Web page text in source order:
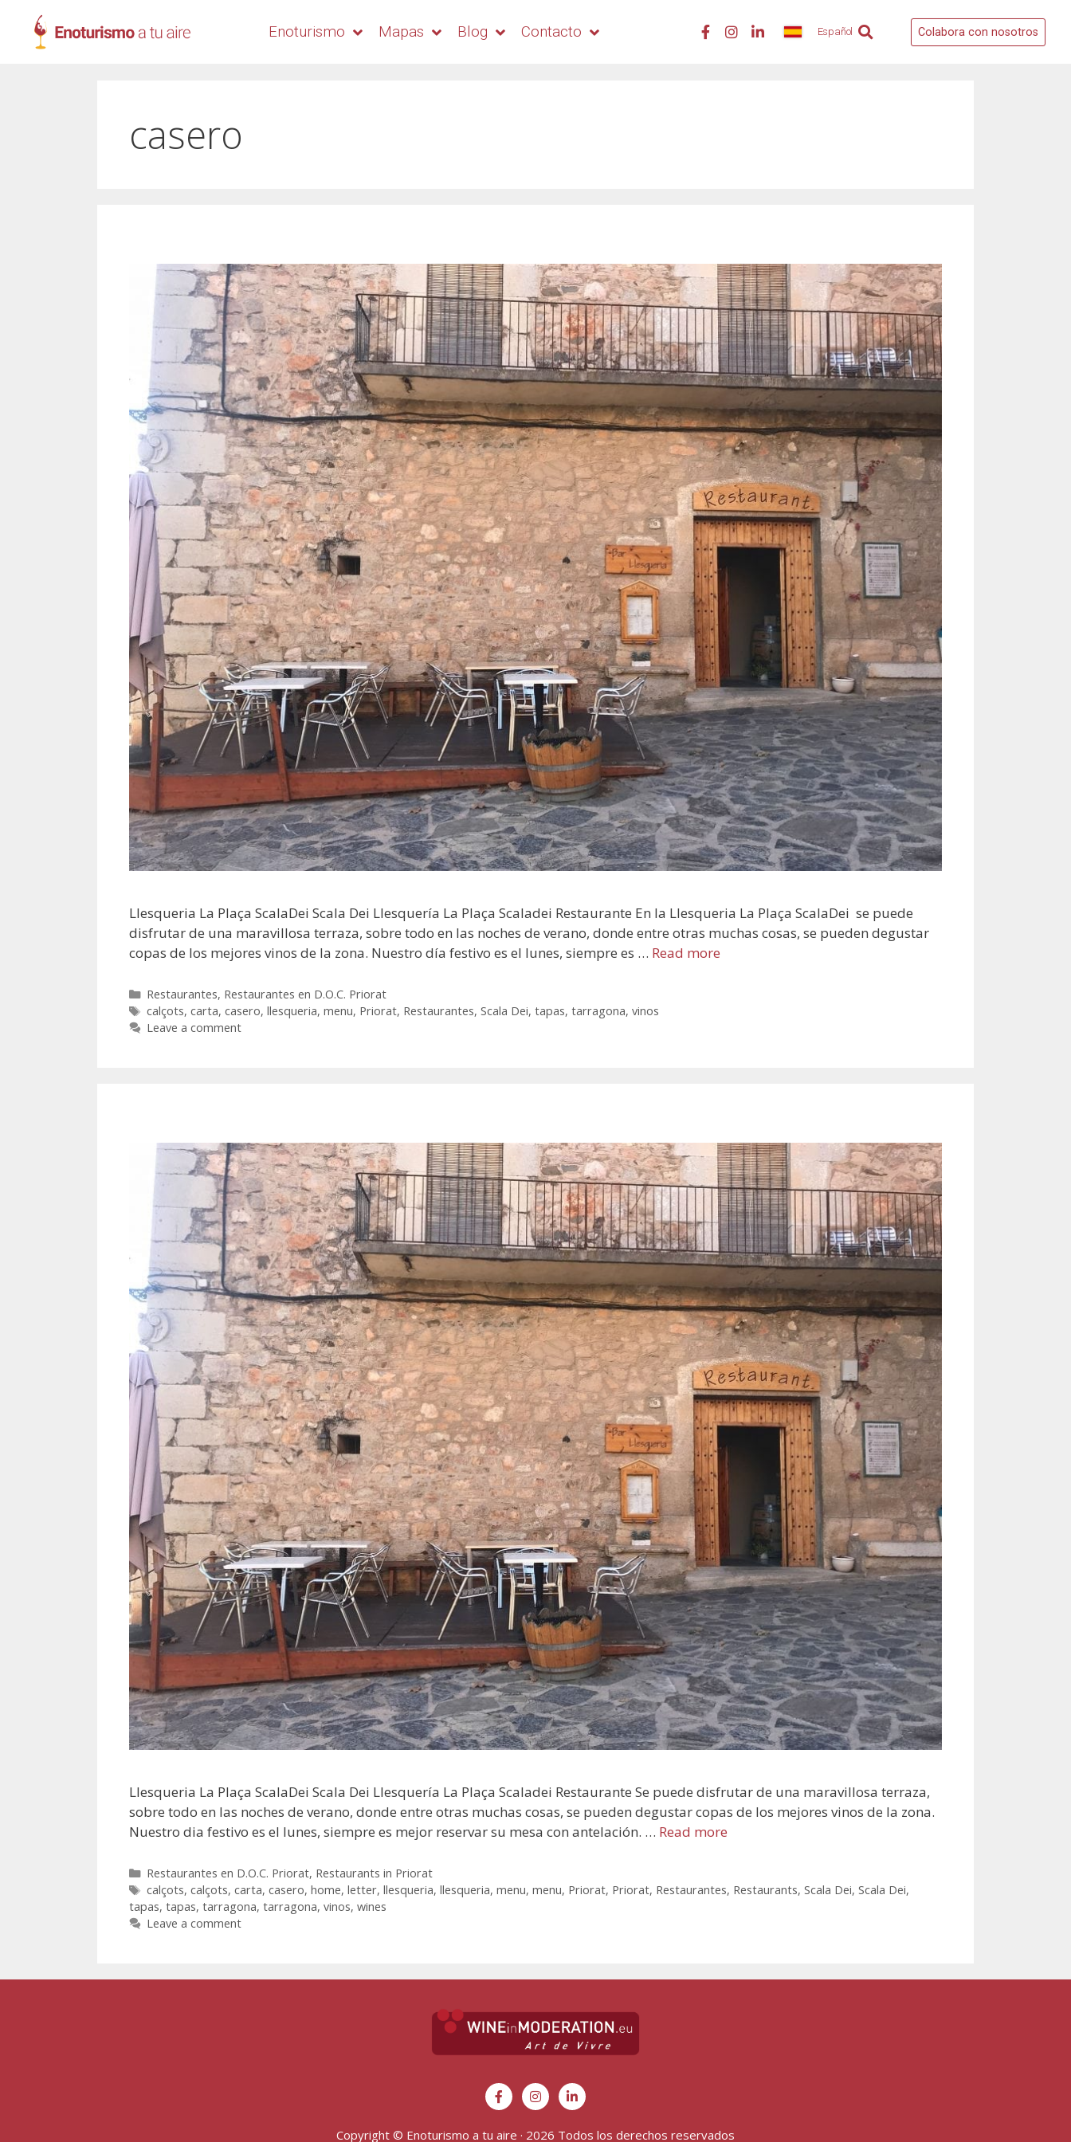
Enoturismo Mapas Blog Contacto Español Colabora con nosotros
casero
Llesqueria La Plaça ScalaDei Scala Dei Llesquería La Plaça Scaladei Restaurante En la Llesqueria La Plaça ScalaDei se puede
disfrutar de una maravillosa terraza, sobre todo en las noches de verano, donde entre otras muchas cosas, se pueden degustar
copas de los mejores vinos de la zona. Nuestro día festivo es el lunes, siempre es … Read more
Restaurantes, Restaurantes en D.O.C. Priorat
calçots, carta, casero, llesqueria, menu, Priorat, Restaurantes, Scala Dei, tapas, tarragona, vinos
Leave a comment
Llesqueria La Plaça ScalaDei Scala Dei Llesquería La Plaça Scaladei Restaurante Se puede disfrutar de una maravillosa terraza,
sobre todo en las noches de verano, donde entre otras muchas cosas, se pueden degustar copas de los mejores vinos de la zona.
Nuestro dia festivo es el lunes, siempre es mejor reservar su mesa con antelación. … Read more
Restaurantes en D.O.C. Priorat, Restaurants in Priorat
calçots, calçots, carta, casero, home, letter, llesqueria, llesqueria, menu, menu, Priorat, Priorat, Restaurantes, Restaurants, Scala Dei, Scala Dei,
tapas, tapas, tarragona, tarragona, vinos, wines
Leave a comment
Copyright © Enoturismo a tu aire · 2026 Todos los derechos reservados